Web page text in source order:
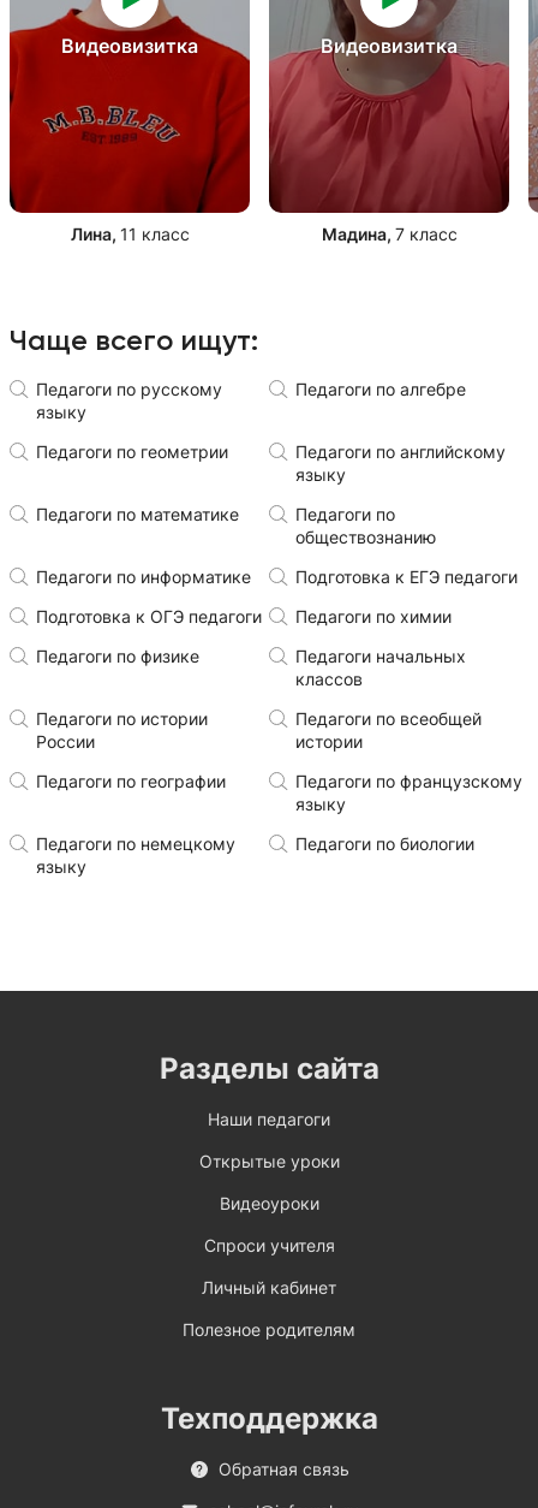
Видеовизитка
Лина, 11 класс
Видеовизитка
Мадина, 7 класс
Чаще всего ищут:
Педагоги по русскому
языку
Педагоги по алгебре
Педагоги по геометрии
Педагоги по английскому
языку
Педагоги по математике
Педагоги по
обществознанию
Педагоги по информатике
Подготовка к ЕГЭ педагоги
Подготовка к ОГЭ педагоги
Педагоги по химии
Педагоги по физике
Педагоги начальных
классов
Педагоги по истории
России
Педагоги по всеобщей
истории
Педагоги по географии
Педагоги по французскому
языку
Педагоги по немецкому
языку
Педагоги по биологии
Разделы сайта
Наши педагоги
Открытые уроки
Видеоуроки
Спроси учителя
Личный кабинет
Полезное родителям
Техподдержка
Обратная связь